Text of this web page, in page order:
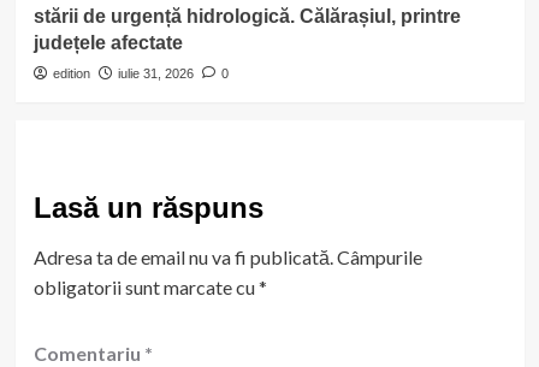
stării de urgență hidrologică. Călărașiul, printre
județele afectate
edition iulie 31, 2026 0
Lasă un răspuns
Adresa ta de email nu va fi publicată.Câmpurile
obligatorii sunt marcate cu*
Comentariu *